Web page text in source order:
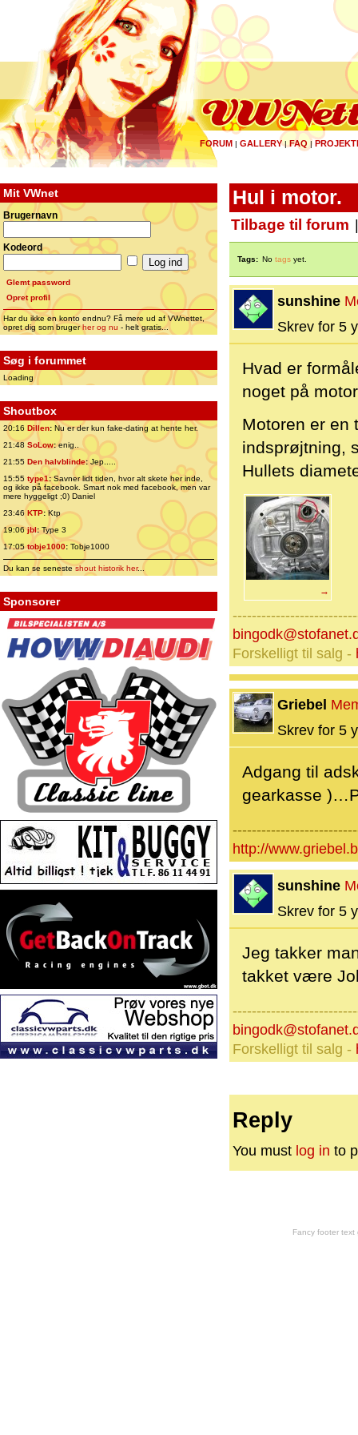
FORUM | GALLERY|FAQ |
Mit VWnet
Brugernavn
Kodeord
Glemt password
Opret profil
Har du ikke en konto endnu? Få mere ud af VWnettet,
opret dig som brugerher og nu - helt gratis...
Søg i forummet
Loading
Shoutbox
20:16 Dillen: Nu er der kun fake-dating at hente her.
21:48 SoLow:enig..
21:55 Den halvblinde:Jep.....
15:55 type1:Savner lidt tiden, hvor alt skete her inde,
og ikke på facebook. Smart nok med facebook, men var
mere hyggeligt ;0) Daniel
23:46 KTP:Ktp
19:06jbl:Type 3
17:05tobje1000: Tobje1000
Du kan se senesteshout historik her...
Sponsorer
Hul i motor.
Tilbage til forum
Tags: No tags yet.
sunshine
Skrev for 5
Hvad er
noget på
Motoren er en
indsprøjtning,
Hullets
→
Forskelligt til salg -
Griebel
Skrev for 5
Adgang til
gearkasse
http://
sunshine
Skrev for 5
Jeg takker
takket være
Forskelligt til salg -
Reply
You must log in to
Fancy footer